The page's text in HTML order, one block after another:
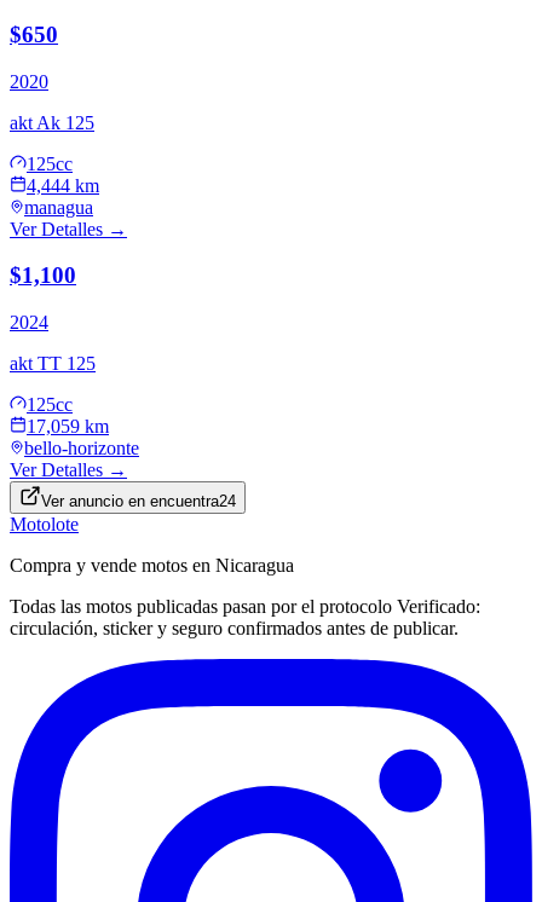
$650
2020
akt Ak 125
125cc
4,444 km
managua
Ver Detalles →
$1,100
2024
akt TT 125
125cc
17,059 km
bello-horizonte
Ver Detalles →
Ver anuncio en encuentra24
Motolote
Compra y vende motos en Nicaragua
Todas las motos publicadas pasan por el protocolo Verificado:
circulación, sticker y seguro confirmados antes de publicar.